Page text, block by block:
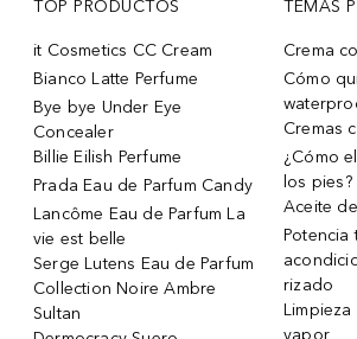
TOP PRODUCTOS
it Cosmetics CC Cream
Bianco Latte Perfume
Bye bye Under Eye
Concealer
Billie Eilish Perfume
Prada Eau de Parfum Candy
Lancôme Eau de Parfum La
vie est belle
Serge Lutens Eau de Parfum
Collection Noire Ambre
Sultan
TEMAS
Crema
Cómo
Cremas
¿Cómo
los pies?
Aceite
Potencia
rizado
vapor